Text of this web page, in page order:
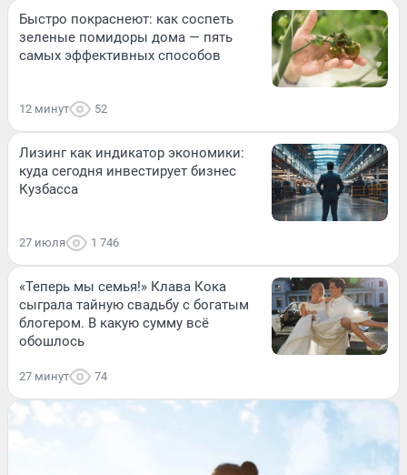
Быстро покраснеют: как соспеть
зеленые помидоры дома — пять
самых эффективных способов
12 минут 52
Лизинг как индикатор экономики:
куда сегодня инвестирует бизнес
Кузбасса
27 июля 1 746
«Теперь мы семья!» Клава Кока
сыграла тайную свадьбу с богатым
блогером. В какую сумму всё
обошлось
27 минут 74